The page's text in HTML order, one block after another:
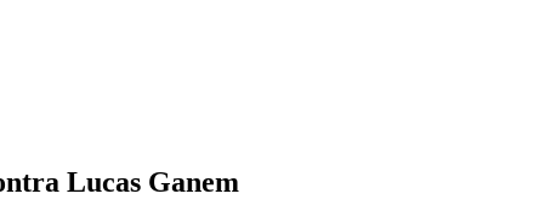
Lucas Ganem